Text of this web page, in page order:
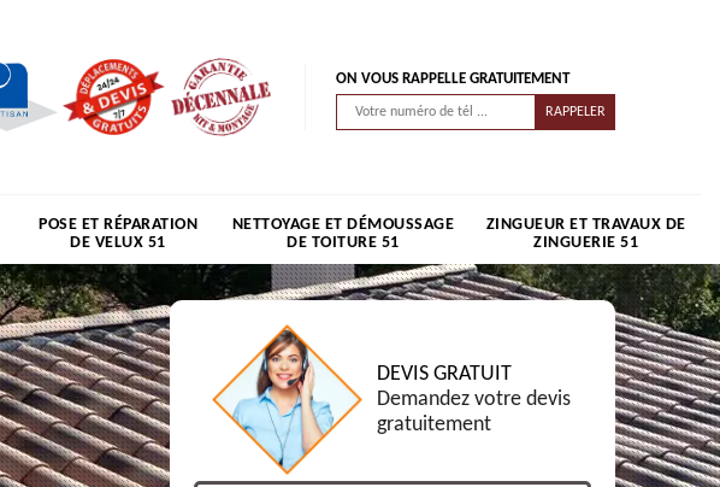
ON VOUS RAPPELLE GRATUITEMENT
POSE ET RÉPARATION
DE VELUX 51
NETTOYAGE ET DÉMOUSSAGE
DE TOITURE 51
ZINGUEUR ET TRAVAUX DE
ZINGUERIE 51
DEVIS GRATUIT
Demandez votre devis
gratuitement